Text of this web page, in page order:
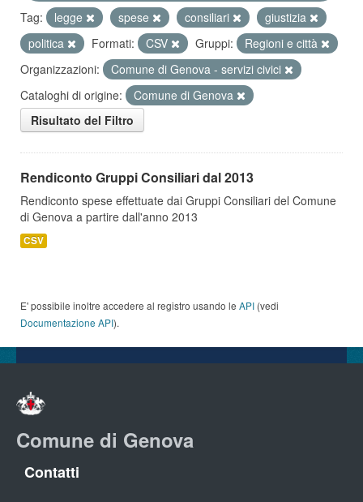
Tag:
legge spese consiliari
giustizia
politica
Formati: CSV Gruppi:
Regioni e città
Organizzazioni:
Comune di Genova - servizi civici
Cataloghi di origine:
Comune di Genova
Risultato del Filtro
Rendiconto Gruppi Consiliari dal 2013
Rendiconto spese effettuate dai Gruppi Consiliari del Comune
di Genova a partire dall'anno 2013
CSV
E' possibile inoltre accedere al registro usando le API (vedi
Documentazione API).
Comune di Genova
Contatti